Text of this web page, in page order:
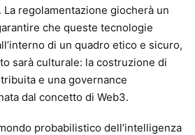
regolamentazione giocherà un
che queste tecnologie
di un quadro etico e sicuro,
sarà culturale: la costruzione di
e una governance
dal concetto di Web3.
probabilistico dell’intelligenza